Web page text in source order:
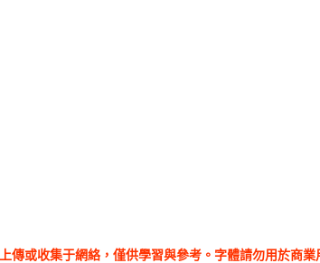
傳或收集于網絡，僅供學習與參考。字體請勿用於商